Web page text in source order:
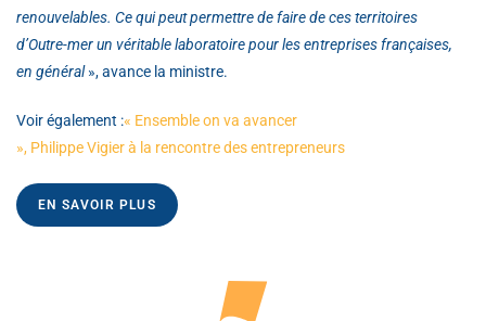
renouvelables. Ce qui peut permettre de faire de ces territoires
d’Outre-mer un véritable laboratoire pour les entreprises françaises,
en général», avance la ministre.
Voir également :« Ensemble on va avancer
», Philippe Vigier à la rencontre des entrepreneurs
EN SAVOIR PLUS